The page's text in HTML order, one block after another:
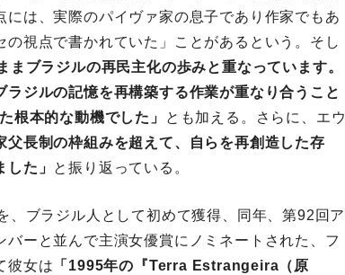
は、実際のパイヴァ家の息⼦であり作家でもあ
視点で書かれていた」ことがあるという。そし
まブラジルの再⺠主化の歩みと重なっています。
ジルの記憶を再構築する作業が重なり合うこと
根本的な動機でした」
とも加える。さらに、エウ
⽗⻑制の枠組みを超えて、⾃らを再創造した存
た」 と振り返っている。
ブラジル⼈として初めて獲得、同年、第92回ア
ーと並んで主演⼥優賞にノミネートされた、フ
彼⼥は 「1995年の『Terra Estrangeira（原